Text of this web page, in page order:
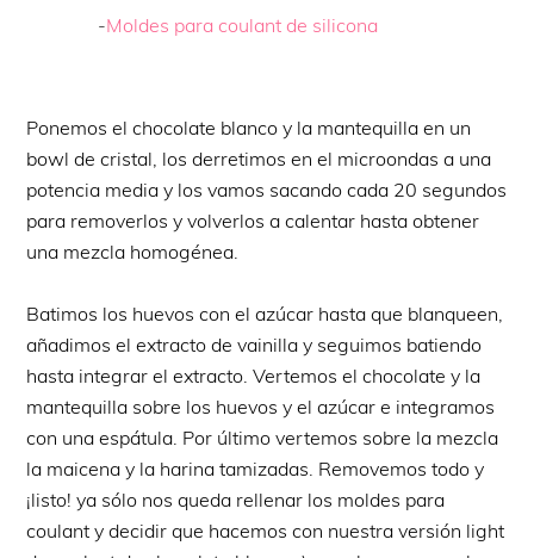
-Moldes para coulant de silicona
Ponemos el chocolate blanco y la mantequilla en un
bowl de cristal, los derretimos en el microondas a una
potencia media y los vamos sacando cada 20 segundos
para removerlos y volverlos a calentar hasta obtener
una mezcla homogénea.
Batimos los huevos con el azúcar hasta que blanqueen,
añadimos el extracto de vainilla y seguimos batiendo
hasta integrar el extracto. Vertemos el chocolate y la
mantequilla sobre los huevos y el azúcar e integramos
con una espátula. Por último vertemos sobre la mezcla
la maicena y la harina tamizadas. Removemos todo y
¡listo! ya sólo nos queda rellenar los moldes para
coulant y decidir que hacemos con nuestra versión light